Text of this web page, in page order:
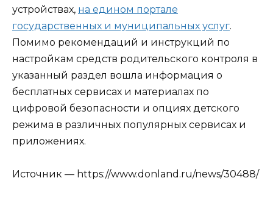
устройствах, на едином портале
государственных и муниципальных услуг.
Помимо рекомендаций и инструкций по
настройкам средств родительского контроля в
указанный раздел вошла информация о
бесплатных сервисах и материалах по
цифровой безопасности и опциях детского
режима в различных популярных сервисах и
приложениях.
Источник — https://www.donland.ru/news/30488/